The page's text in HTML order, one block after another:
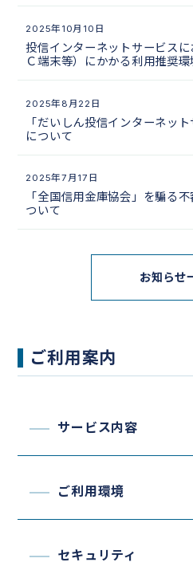
2025年10月10日
投信インターネットサービス
Ｃ端末等）にかかる利用推奨
2025年8月22日
「だいしん投信インターネッ
について
2025年7月17日
「全国信用金庫協会」を騙る
ついて
お知らせ
ご利用案内
サービス内容
ご利用環境
セキュリティ